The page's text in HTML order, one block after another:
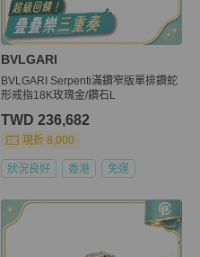
BVLGARI
BVLGARI Serpenti滿鑽窄版單排鑽蛇
形戒指18K玫瑰金/鑽石L
TWD 236,682
現折 8,000
狀況良好 香港 免運